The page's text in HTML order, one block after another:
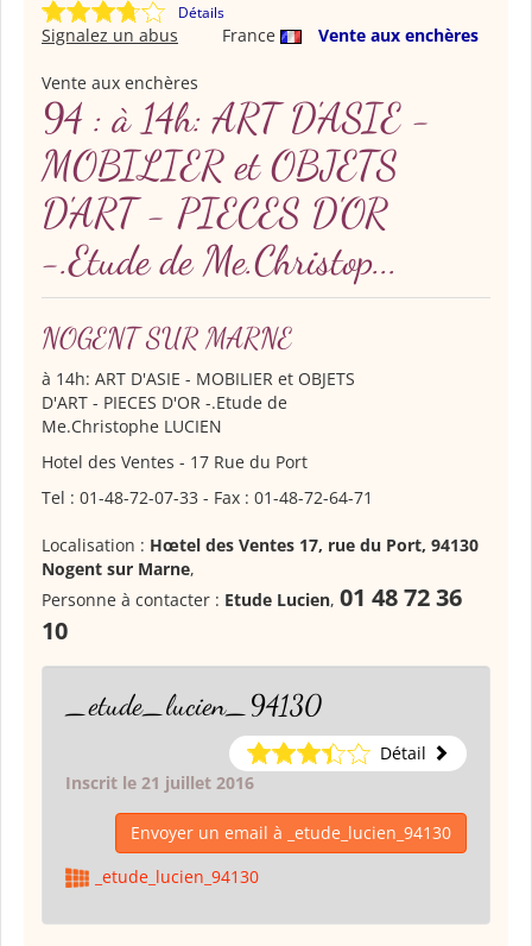
Détails
France Vente aux enchères
Signalez un abus
Vente aux enchères
94 : à 14h: ART D'ASIE -
MOBILIER et OBJETS
D'ART - PIECES D'OR
-.Etude de Me.Christop...
NOGENT SUR MARNE
à 14h: ART D'ASIE - MOBILIER et OBJETS
D'ART - PIECES D'OR -.Etude de
Me.Christophe LUCIEN
Hotel des Ventes - 17 Rue du Port
Tel : 01-48-72-07-33 - Fax : 01-48-72-64-71
Localisation : Hœtel des Ventes 17, rue du Port, 94130
Nogent sur Marne,
Personne à contacter : Etude Lucien, 01 48 72 36
10
_etude_lucien_94130
Détail
Inscrit le 21 juillet 2016
Envoyer un email à _etude_lucien_94130
_etude_lucien_94130